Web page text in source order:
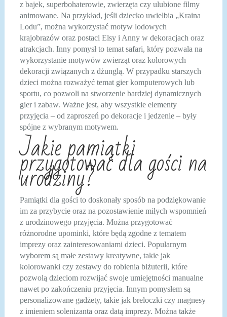
z bajek, superbohaterowie, zwierzęta czy ulubione filmy
animowane. Na przykład, jeśli dziecko uwielbia „Kraina
Lodu”, można wykorzystać motyw lodowych
krajobrazów oraz postaci Elsy i Anny w dekoracjach oraz
atrakcjach. Inny pomysł to temat safari, który pozwala na
wykorzystanie motywów zwierząt oraz kolorowych
dekoracji związanych z dżunglą. W przypadku starszych
dzieci można rozważyć temat gier komputerowych lub
sportu, co pozwoli na stworzenie bardziej dynamicznych
gier i zabaw. Ważne jest, aby wszystkie elementy
przyjęcia – od zaproszeń po dekoracje i jedzenie – były
spójne z wybranym motywem.
Jakie pamiątki
przygotować dla gości na
urodziny?
Pamiątki dla gości to doskonały sposób na podziękowanie
im za przybycie oraz na pozostawienie miłych wspomnień
z urodzinowego przyjęcia. Można przygotować
różnorodne upominki, które będą zgodne z tematem
imprezy oraz zainteresowaniami dzieci. Popularnym
wyborem są małe zestawy kreatywne, takie jak
kolorowanki czy zestawy do robienia biżuterii, które
pozwolą dzieciom rozwijać swoje umiejętności manualne
nawet po zakończeniu przyjęcia. Innym pomysłem są
personalizowane gadżety, takie jak breloczki czy magnesy
z imieniem solenizanta oraz datą imprezy. Można także